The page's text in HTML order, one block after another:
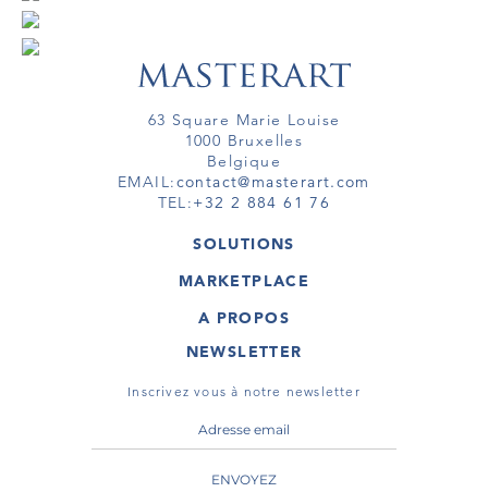
63 Square Marie Louise
1000 Bruxelles
Belgique
EMAIL:contact@masterart.com
TEL:+32 2 884 61 76
SOLUTIONS
GALERIE
ARTISTE
TOUR VIRTUEL
MARKETPLACE
OEUVRES D'ART
TOURS VIRTUELS
A PROPOS
MASTERART
CONDITIONS GÉNÉRALES
NEWSLETTER
Inscrivez vous à notre newsletter
ENVOYEZ